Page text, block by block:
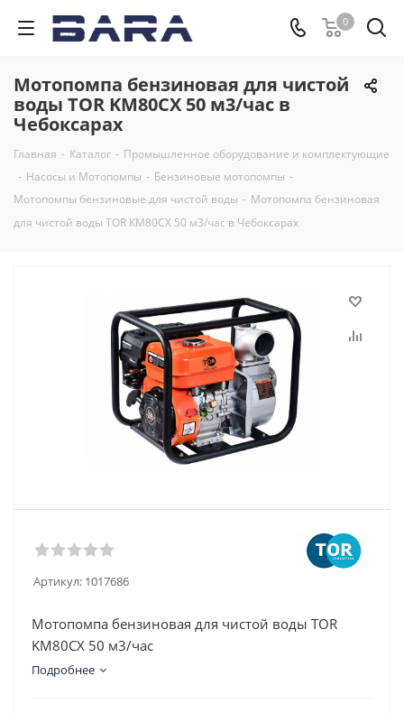
0
Мотопомпа бензиновая для чистой
воды TOR KM80CX 50 м3/час в
Чебоксарах
Главная - Каталог - Промышленное оборудование и комплектующие
- Насосы и Мотопомпы - Бензиновые мотопомпы -
Мотопомпы бензиновые для чистой воды - Мотопомпа бензиновая
для чистой воды TOR KM80CX 50 м3/час в Чебоксарах
Артикул: 1017686
Мотопомпа бензиновая для чистой воды TOR
KM80CX 50 м3/час
Подробнее